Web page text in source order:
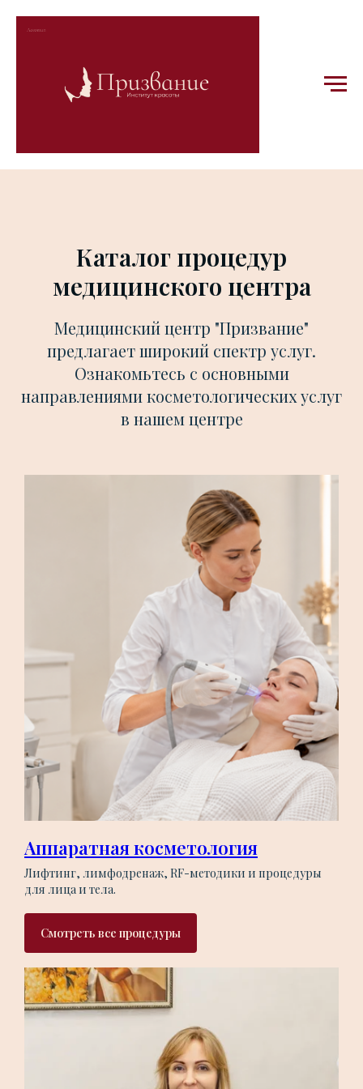
Каталог процедур
медицинского центра
Медицинский центр "Призвание"
предлагает широкий спектр услуг.
Ознакомьтесь с основными
направлениями косметологических услуг
в нашем центре
Аппаратная косметология
Лифтинг, лимфодренаж, RF-методики и процедуры
для лица и тела.
Смотреть все процедуры